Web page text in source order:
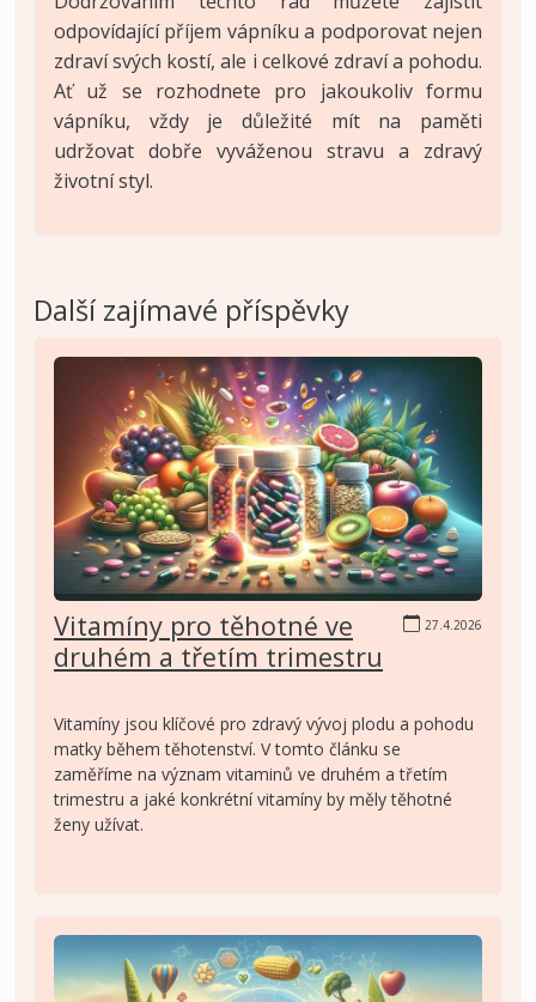
odpovídající příjem vápníku a podporovat nejen
zdraví svých kostí, ale i celkové zdraví a pohodu.
Ať už se rozhodnete pro jakoukoliv formu
vápníku, vždy je důležité mít na paměti
udržovat dobře vyváženou stravu a zdravý
životní styl.
Další zajímavé příspěvky
27.4.2026
Vitamíny pro těhotné ve
druhém a třetím trimestru
Vitamíny jsou klíčové pro zdravý vývoj plodu a pohodu
matky během těhotenství. V tomto článku se
zaměříme na význam vitaminů ve druhém a třetím
trimestru a jaké konkrétní vitamíny by měly těhotné
ženy užívat.